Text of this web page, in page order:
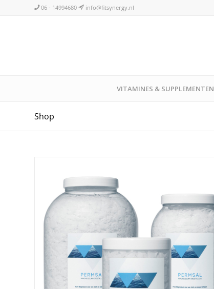
06 - 14994680 info@fitsynergy.nl
VITAMINES & SUPPLEMENTEN
Shop